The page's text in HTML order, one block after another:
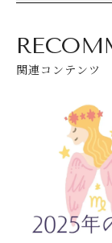
関連コンテンツ